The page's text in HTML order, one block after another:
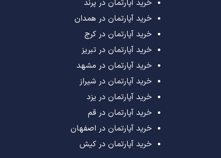
خرید آپارتمان در پرند
خرید آپارتمان در همدان
خرید آپارتمان در کرج
خرید آپارتمان در تبریز
خرید آپارتمان در مشهد
خرید آپارتمان در شیراز
خرید آپارتمان در یزد
خرید آپارتمان در قم
خرید آپارتمان در اصفهان
خرید آپارتمان در کیش